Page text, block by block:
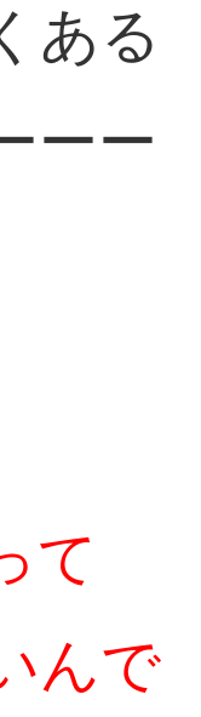
ある
ーー
て
んで